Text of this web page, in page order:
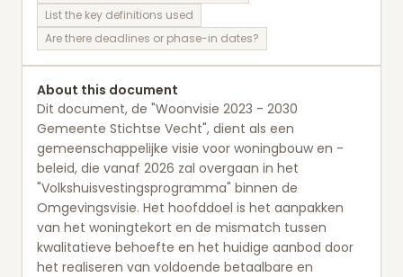
List the key definitions used
Are there deadlines or phase-in dates?
About this document
Dit document, de "Woonvisie 2023 - 2030
Gemeente Stichtse Vecht", dient als een
gemeenschappelijke visie voor woningbouw en -
beleid, die vanaf 2026 zal overgaan in het
"Volkshuisvestingsprogramma" binnen de
Omgevingsvisie. Het hoofddoel is het aanpakken
van het woningtekort en de mismatch tussen
kwalitatieve behoefte en het huidige aanbod door
het realiseren van voldoende betaalbare en